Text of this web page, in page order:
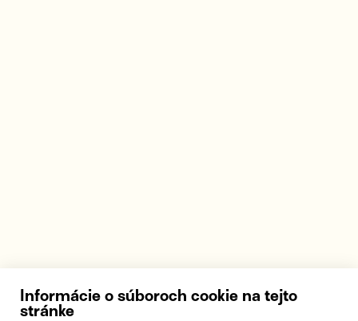
Informácie o súboroch cookie na tejto
stránke